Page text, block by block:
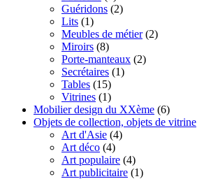
Guéridons (2)
Lits (1)
Meubles de métier (2)
Miroirs (8)
Porte-manteaux (2)
Secrétaires (1)
Tables (15)
Vitrines (1)
Mobilier design du XXème (6)
Objets de collection, objets de vitrine
Art d'Asie (4)
Art déco (4)
Art populaire (4)
Art publicitaire (1)